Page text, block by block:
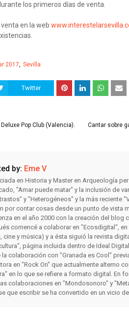
los primeros días de venta.
venta en la web
2017 Sevilla
Twitter
Cantar sobre
Pop Club (Valencia).
by: Eme V
en Historia y Master en Arqueología
"Amar puede matar" y la inclusión de
y "Heterogéneos" y la más reciente
por contar cosas desde un punto de vista
en el año 2000 con la creación del blog
comencé a colaborar en "Ecosdigital",
cine y música) y a ésta siguió la revista
página incluida dentro de Ideal
la colaboración con "Granada es Cool"
en "Rock On" que actualmente alterno
en lo que se refiere a formato digital. En
colaboraciones en "Mondosonoro" y
que escribir se ha convertido en un vicio